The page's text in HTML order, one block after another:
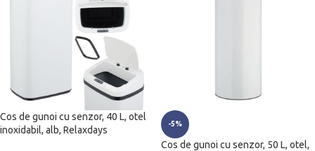
Cos de gunoi cu senzor, 40 L, otel
inoxidabil, alb, Relaxdays
-5%
Cos de gunoi cu senzor, 50 L, otel,